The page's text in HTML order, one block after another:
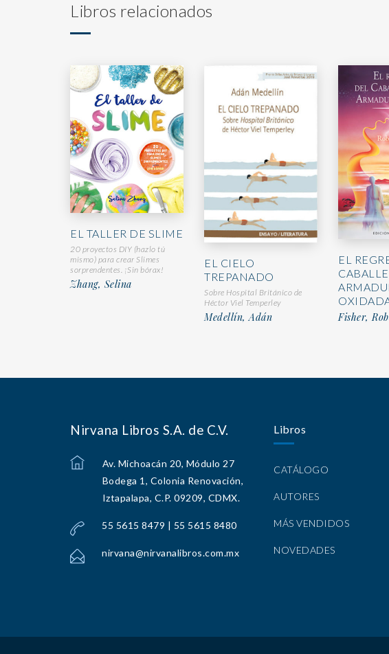
Libros relacionados
EL TALLER DE SLIME
20 proyectos DIY (hazlo tú
mismo) para crear Slimes
sorprendentes. ¡Sin bórax!
Zhang, Selina
EL CIELO
TREPANADO
Sobre Hospital Británico de
Héctor Viel Temperley
Medellín, Adán
EL
Fisher,
Nirvana Libros S.A. de C.V.
Av. Michoacán 20, Módulo 27
Bodega 1, Colonia Renovación,
Iztapalapa, C.P. 09209, CDMX.
55 5615 8479 | 55 5615 8480
nirvana@nirvanalibros.com.mx
Libros
CATÁLOGO
AUTORES
MÁS VENDIDOS
NOVEDADES